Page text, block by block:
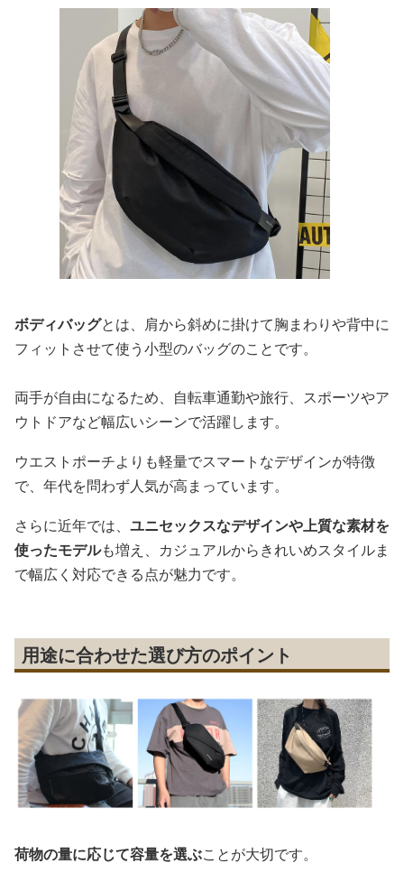
ボディバッグとは、肩から斜めに掛けて胸まわりや背中に
フィットさせて使う小型のバッグのことです。
両手が自由になるため、自転車通勤や旅行、スポーツやア
ウトドアなど幅広いシーンで活躍します。
ウエストポーチよりも軽量でスマートなデザインが特徴
で、年代を問わず人気が高まっています。
さらに近年では、 ユニセックスなデザインや上質な素材を
使ったモデルも増え、カジュアルからきれいめスタイルま
で幅広く対応できる点が魅力です。
用途に合わせた選び方のポイント
荷物の量に応じて容量を選ぶことが大切です。